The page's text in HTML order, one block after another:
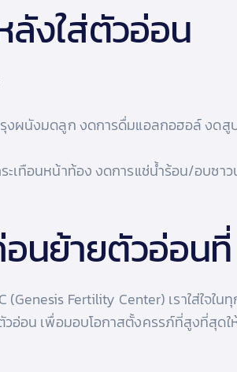
ลังใส่ตัวอ่อน
งผนังมดลูก งดการดื่มแอลกอฮอล์ งด
ทือนหน้าท้อง งดการแช่น้ำร้อน/อบซาว
นย้ายตัวอ่อนที่
Fertility Center) เราใส่ใจใ
วอ่อน เพื่อมอบโอกาสตั้งครรภ์ที่สูงที่สุด